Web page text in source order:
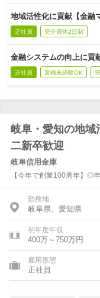
地域活性化に貢献【金融
正社員 完全週休2日制
金融システムの向上に貢
正社員 業種未経験OK
岐阜・愛知の地
二新卒歓迎
岐阜信用金庫
【今年で創業100周年】◎
勤務地
岐阜県、愛知県
初年度年収
400万～750万円
雇用形態
正社員